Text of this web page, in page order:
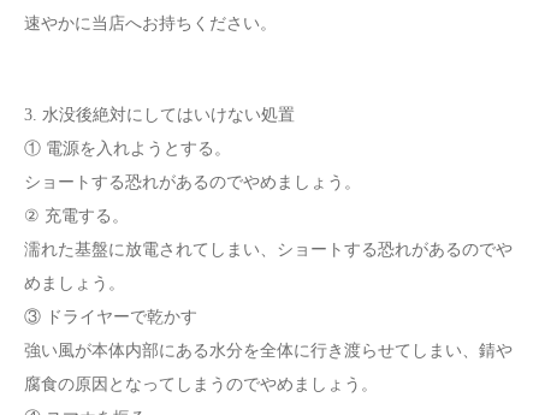
速やかに当店へお持ちください。
3. 水没後絶対にしてはいけない処置
① 電源を入れようとする。
ショートする恐れがあるのでやめましょう。
② 充電する。
濡れた基盤に放電されてしまい、ショートする恐れがあるのでや
めましょう。
③ ドライヤーで乾かす
強い風が本体内部にある水分を全体に行き渡らせてしまい、錆や
腐食の原因となってしまうのでやめましょう。